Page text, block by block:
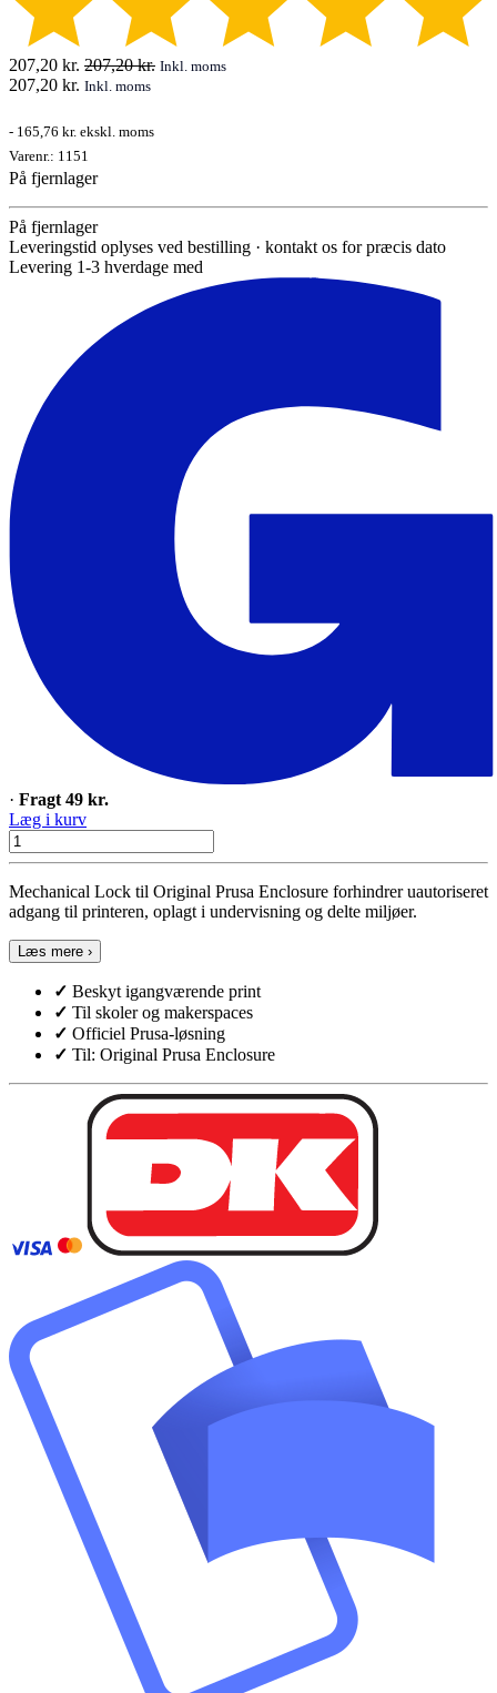
207,20 kr. 207,20kr. Inkl. moms
207,20 kr. Inkl. moms
- 165,76 kr. ekskl. moms
Varenr.: 1151
På fjernlager
På fjernlager
Leveringstid oplyses ved bestilling · kontakt os for præcis dato
Levering 1-3 hverdage med
· Fragt 49 kr.
Læg i kurv
Mechanical Lock til Original Prusa Enclosure forhindrer uautoriseret
adgang til printeren, oplagt i undervisning og delte miljøer.
Læs mere ›
✓ Beskyt igangværende print
✓ Til skoler og makerspaces
✓ Officiel Prusa-løsning
✓ Til: Original Prusa Enclosure